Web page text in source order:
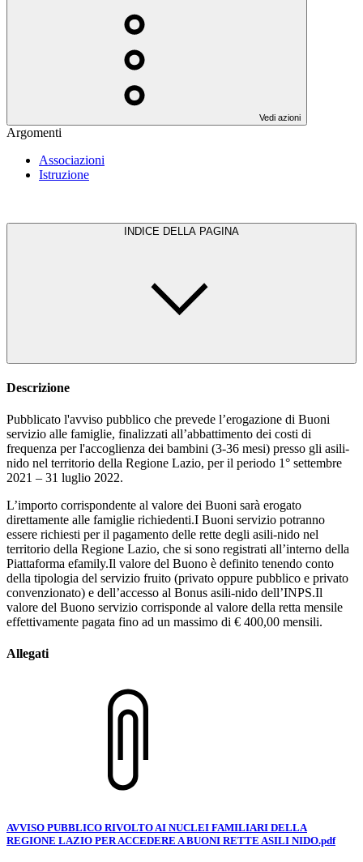
Vedi azioni
Argomenti
Associazioni
Istruzione
INDICE DELLA PAGINA
Descrizione
Pubblicato l'avviso pubblico che prevede l’erogazione di Buoni
servizio alle famiglie, finalizzati all’abbattimento dei costi di
frequenza per l'accoglienza dei bambini (3-36 mesi) presso gli asili-
nido nel territorio della Regione Lazio, per il periodo 1° settembre
2021 – 31 luglio 2022.
L’importo corrispondente al valore dei Buoni sarà erogato
direttamente alle famiglie richiedenti.I Buoni servizio potranno
essere richiesti per il pagamento delle rette degli asili-nido nel
territorio della Regione Lazio, che si sono registrati all’interno della
Piattaforma efamily.Il valore del Buono è definito tenendo conto
della tipologia del servizio fruito (privato oppure pubblico e privato
convenzionato) e dell’accesso al Bonus asili-nido dell’INPS.Il
valore del Buono servizio corrisponde al valore della retta mensile
effettivamente pagata fino ad un massimo di € 400,00 mensili.
Allegati
AVVISO PUBBLICO RIVOLTO AI NUCLEI FAMILIARI DELLA
REGIONE LAZIO PER ACCEDERE A BUONI RETTE ASILI NIDO.pdf